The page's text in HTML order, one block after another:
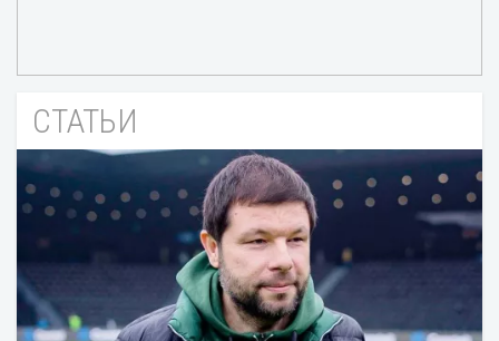
СТАТЬИ